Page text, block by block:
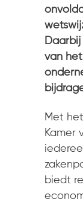
van
Met
Kamer
biedt